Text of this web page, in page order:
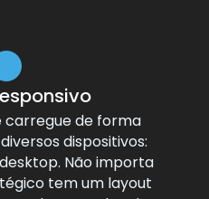
carregue de forma
dispositivos:
Não importa
tem um layout